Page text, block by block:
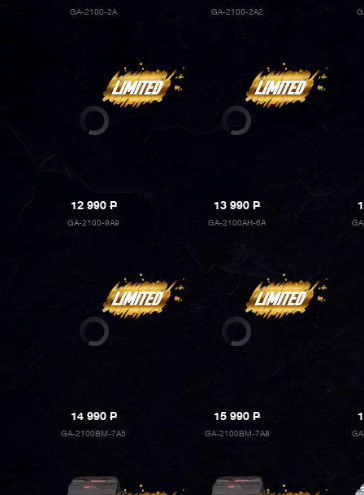
GA-2100-2A GA-2100-2A2
12 990P
GA-2100-9A9
13 990P
GA-2100AH-6A
14 990P
GA-2100BM-7A5
15 990P
GA-2100BM-7A8